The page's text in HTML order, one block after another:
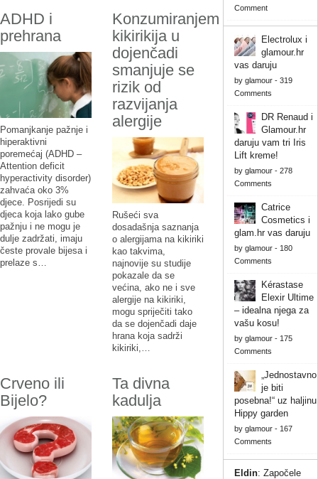
ADHD i
prehrana
Pomanjkanje pažnje i
hiperaktivni
poremećaj (ADHD –
Attention deficit
hyperactivity disorder)
zahvaća oko 3%
djece. Posrijedi su
djeca koja lako gube
pažnju i ne mogu je
dulje zadržati, imaju
česte provale bijesa i
prelaze s…
Konzumiranjem
kikirikija u
dojenčadi
smanjuje se
rizik od
razvijanja
alergije
Rušeći sva
dosadašnja saznanja
o alergijama na kikiriki
kao takvima,
najnovije su studije
pokazale da se
većina, ako ne i sve
alergije na kikiriki,
mogu spriječiti tako
da se dojenčadi daje
hrana koja sadrži
kikiriki,…
Crveno ili
Bijelo?
Ta divna
kadulja
Comment
Electrolux i
glamour.hr
vas daruju
by glamour- 319
Comments
DR Renaud i
Glamour.hr
daruju vam tri Iris
Lift kreme!
by glamour- 278
Comments
Catrice
Cosmetics i
glam.hr vas daruju
by glamour- 180
Comments
Kérastase
Elexir Ultime
– idealna njega za
vašu kosu!
by glamour- 175
Comments
„Jednostavno
je biti
posebna!“ uz haljinu
Hippy garden
by glamour- 167
Comments
Eldin: Započele